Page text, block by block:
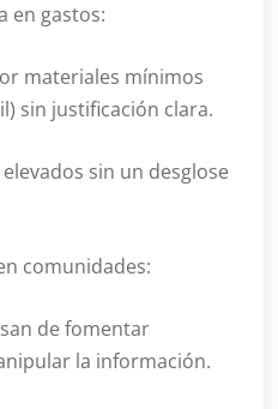
en gastos:
materiales mínimos
sin justificación clara.
sin un desglose
comunidades:
de fomentar
la información.